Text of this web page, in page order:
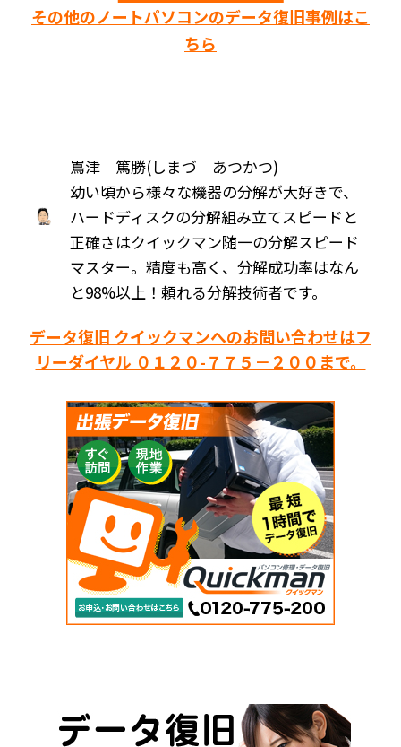
その他のノートパソコンのデータ復旧事例はこ
ちら
嶌津 篤勝(しまづ あつかつ)
幼い頃から様々な機器の分解が大好きで、
ハードディスクの分解組み立てスピードと
正確さはクイックマン随一の分解スピード
マスター。精度も高く、分解成功率はなん
と98%以上！頼れる分解技術者です。
データ復旧 クイックマンへのお問い合わせはフ
リーダイヤル ０１２０-７７５－２００まで。